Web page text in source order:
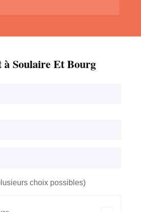
Soulaire Et Bourg
choix possibles)